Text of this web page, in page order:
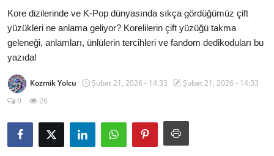
Kore Dünyası
Anime Karakterleri
Anime
Dizi & Film
Testler
Kore dizilerinde ve K-Pop dünyasında sıkça gördüğümüz çift
yüzükleri ne anlama geliyor? Korelilerin çift yüzüğü takma
geleneği, anlamları, ünlülerin tercihleri ve fandom dedikoduları bu
yazıda!
Kozmik Yolcu Şubat 21, 2026 - 14:33
Şubat 21, 2026 - 14:33
0
26